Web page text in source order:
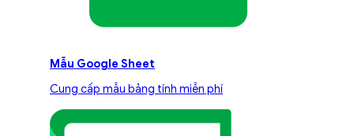
Mẫu Google Sheet
Cung cấp mẫu bảng tính miễn phí